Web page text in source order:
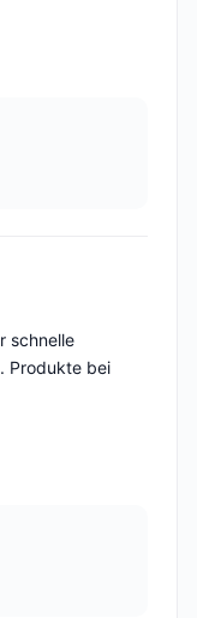
schnelle
Produkte bei